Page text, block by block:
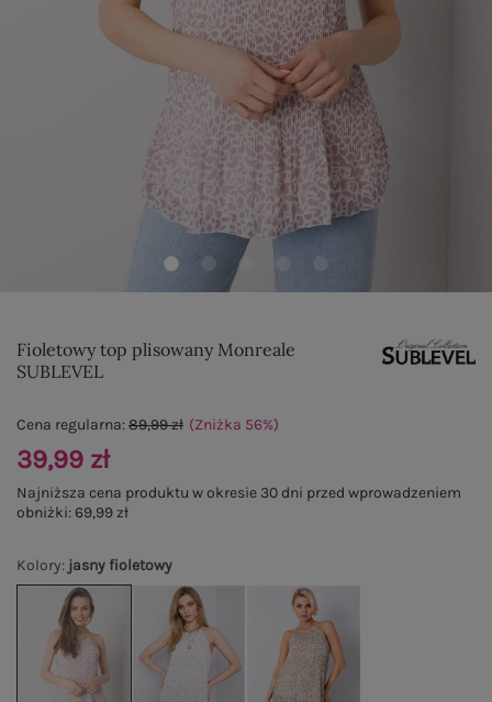
Fioletowy top plisowany Monreale
SUBLEVEL
Kolory: jasny fioletowy
Cena regularna:89,99 zł (Zniżka 56%)
39,99 zł
Najniższa cena produktu w okresie 30 dni przed wprowadzeniem
obniżki:69,99 zł